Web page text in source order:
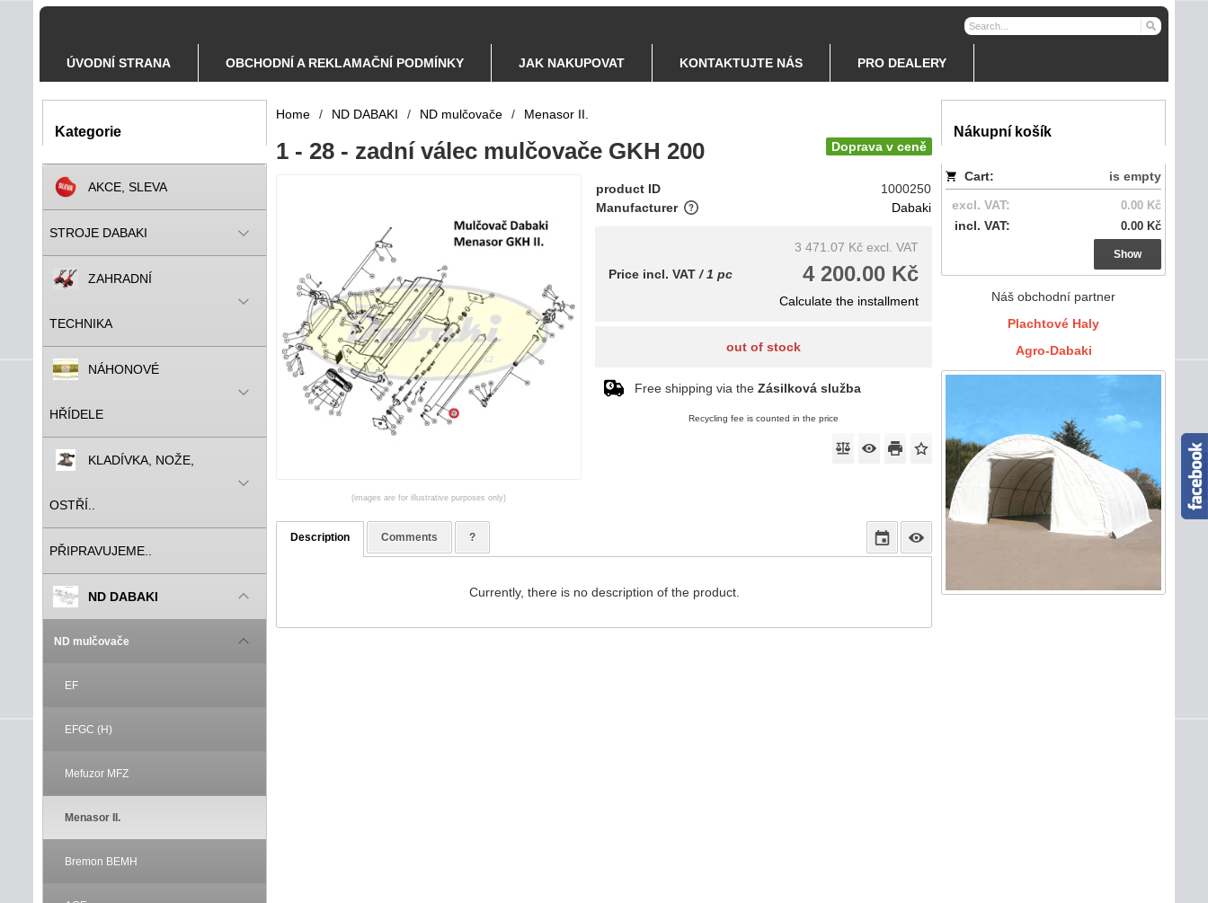
ÚVODNÍ STRANA OBCHODNÍ A REKLAMAČNÍ PODMÍNKY JAK NAKUPOVAT KONTAKTUJTE NÁS PRO DEALERY
Kategorie
AKCE, SLEVA
STROJE DABAKI
ZAHRADNÍ
TECHNIKA
NÁHONOVÉ
HŘÍDELE
KLADÍVKA, NOŽE,
OSTŘÍ..
PŘIPRAVUJEME..
ND DABAKI
ND mulčovače
EF
EFGC (H)
Mefuzor MFZ
Menasor II.
Bremon BEMH
Nákupní košík
Cart:
is empty
excl. VAT:
0.00 Kč
incl. VAT: 0.00 Kč
Show
Náš obchodní partner
Plachtové Haly
Agro-Dabaki
Home / ND DABAKI / ND mulčovače / Menasor II.
Doprava v ceně
1 - 28 - zadní válec mulčovače GKH 200
(images are for illustrative purposes only)
product ID
1000250
Manufacturer
Dabaki
3 471.07 Kč excl. VAT
4 200.00 Kč
Price incl. VAT/ 1 pc
Calculate the installment
out of stock
Free shipping via the Zásilková služba
Recycling fee is counted in the price
Description Comments ?
Currently, there is no description of the product.